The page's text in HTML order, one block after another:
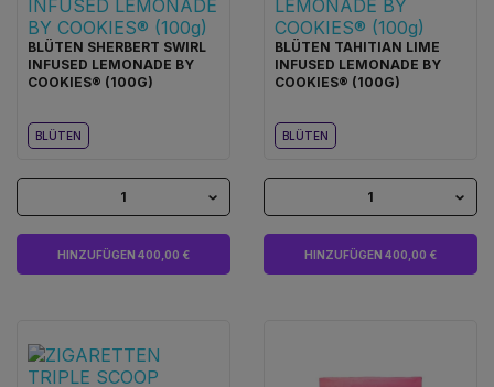
BLÜTEN SHERBERT SWIRL
INFUSED LEMONADE BY
COOKIES® (100G)
BLÜTEN
1
HINZUFÜGEN 400,00 €
BLÜTEN TAHITIAN LIME
INFUSED LEMONADE BY
COOKIES® (100G)
BLÜTEN
1
HINZUFÜGEN 400,00 €